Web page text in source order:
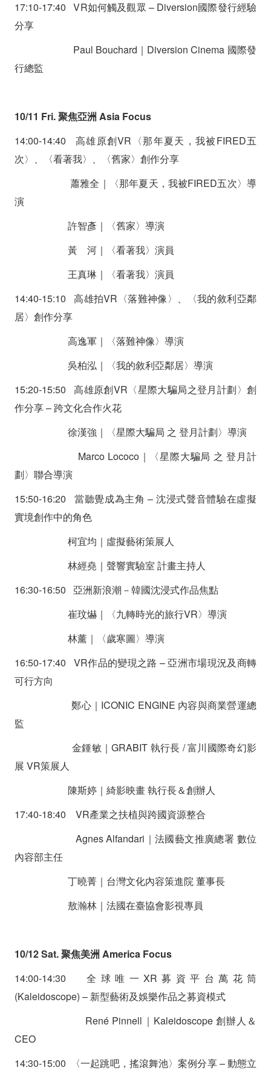
17:10-17:40 VR如何觸及觀眾 – Diversion國際發行經驗
分享
Paul Bouchard｜Diversion Cinema 國際發
行總監
10/11 Fri. 聚焦亞洲 Asia Focus
14:00-14:40 高雄原創VR〈那年夏天，我被FIRED五
次〉、〈看著我〉、〈舊家〉創作分享
蕭雅全｜〈那年夏天，我被FIRED五次〉導
演
許智彥｜〈舊家〉導演
黃 河｜〈看著我〉演員
王真琳｜〈看著我〉演員
14:40-15:10 高雄拍VR〈落難神像〉、〈我的敘利亞鄰
居〉創作分享
高逸軍｜〈落難神像〉導演
吳柏泓｜〈我的敘利亞鄰居〉導演
15:20-15:50 高雄原創VR〈星際大騙局之登月計劃〉創
作分享 – 跨文化合作火花
徐漢強｜〈星際大騙局 之 登月計劃〉導演
Marco Lococo｜〈星際大騙局 之 登月計
劃〉聯合導演
15:50-16:20 當聽覺成為主角 – 沈浸式聲音體驗在虛擬
實境創作中的角色
柯宜均｜虛擬藝術策展人
林經堯｜聲響實驗室 計畫主持人
16:30-16:50 亞洲新浪潮－韓國沈浸式作品焦點
崔玟爀｜〈九轉時光的旅行VR〉導演
林薰｜〈歲寒圖〉導演
16:50-17:40 VR作品的變現之路 – 亞洲市場現況及商轉
可行方向
鄭心｜ICONIC ENGINE 內容與商業營運總
監
金鍾敏｜GRABIT 執行長 / 富川國際奇幻影
展 VR策展人
陳斯婷｜綺影映畫 執行長＆創辦人
17:40-18:40 VR產業之扶植與跨國資源整合
Agnes Alfandari｜法國藝文推廣總署 數位
內容部主任
丁曉菁｜台灣文化內容策進院 董事長
敖瀚林｜法國在臺協會影視專員
10/12 Sat. 聚焦美洲 America Focus
14:00-14:30 全球唯一XR募資平台萬花筒
(Kaleidoscope) – 新型藝術及娛樂作品之募資模式
René Pinnell｜Kaleidoscope 創辦人＆
CEO
14:30-15:00 〈一起跳吧，搖滾舞池〉案例分享 – 動態立